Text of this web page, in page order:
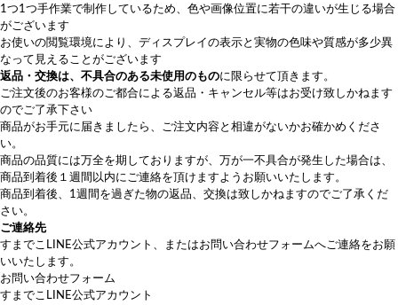
1つ1つ手作業で制作しているため、色や画像位置に若干の違いが生じる場合
がございます
お使いの閲覧環境により、ディスプレイの表示と実物の色味や質感が多少異
なって見えることがございます
返品・交換は、不具合のある未使用のものに限らせて頂きます。
ご注文後のお客様のご都合による返品・キャンセル等はお受け致しかねます
のでご了承下さい
商品がお手元に届きましたら、ご注文内容と相違がないかお確かめくださ
い。
商品の品質には万全を期しておりますが、万が一不具合が発生した場合は、
商品到着後１週間以内にご連絡を頂けますようお願いいたします。
商品到着後、1週間を過ぎた物の返品、交換は致しかねますのでご了承くだ
さい。
ご連絡先
すまでこLINE公式アカウント 、またはお問い合わせフォームへご連絡をお願
いいたします。
お問い合わせフォーム
すまでこLINE公式アカウント